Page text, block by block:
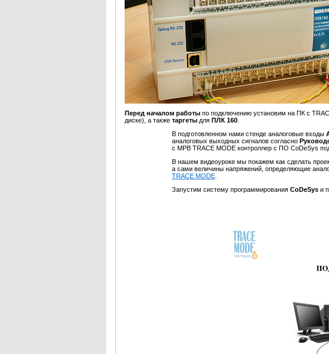
Перед началом работы по подключению установим на ПК с
диске), а также таргеты для ПЛК 160
В подготовленном нами стенде аналоговые входы
аналоговых выходных сигналов согласно
с МРВ TRACE MODE контроллер с ПО CoDeSys
В нашем видеоуроке мы покажем как сделать
а сами величины напряжений, определяющие
TRACE MODE
Запустим систему программирования CoDeSys и